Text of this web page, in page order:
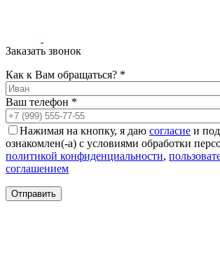
Заказать звонок
Как к Вам обращаться? *
Ваш телефон *
Нажимая на кнопку, я даю согласие и
ознакомлен(-а) с условиями обработки
политикой конфиденциальности,
соглашением